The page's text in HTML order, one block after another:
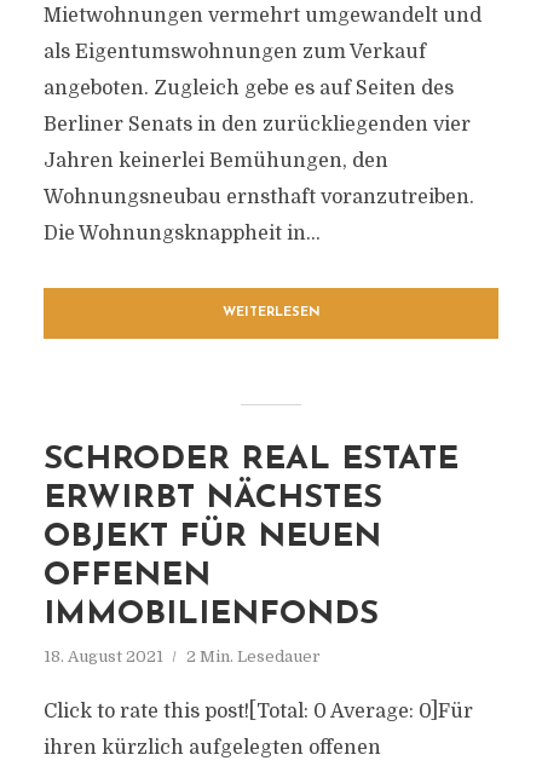
Mietwohnungen vermehrt umgewandelt und
als Eigentumswohnungen zum Verkauf
angeboten. Zugleich gebe es auf Seiten des
Berliner Senats in den zurückliegenden vier
Jahren keinerlei Bemühungen, den
Wohnungsneubau ernsthaft voranzutreiben.
Die Wohnungsknappheit in...
WEITERLESEN
SCHRODER REAL ESTATE
ERWIRBT NÄCHSTES
OBJEKT FÜR NEUEN
OFFENEN
IMMOBILIENFONDS
18. August 2021 2 Min. Lesedauer
Click to rate this post![Total: 0 Average: 0]Für
ihren kürzlich aufgelegten offenen